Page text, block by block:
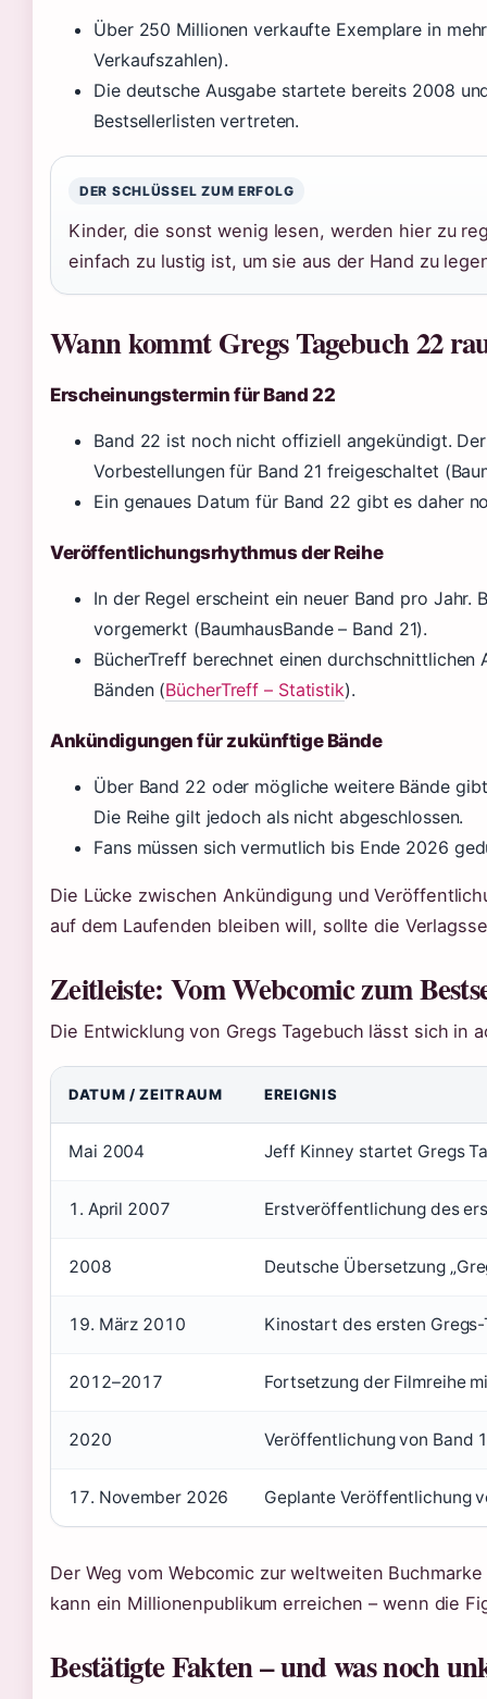
Über 250 Millionen verkaufte Exemplare in
Verkaufszahlen).
Die deutsche Ausgabe startete bereits 2008
Bestsellerlisten vertreten.
DER SCHLÜSSEL ZUM ERFOLG
Kinder, die sonst wenig lesen, werden hier zu
einfach zu lustig ist, um sie aus der Hand zu
Wann kommt Gregs Tagebuch 22
Erscheinungstermin für Band 22
Band 22 ist noch nicht offiziell angekündigt.
Vorbestellungen für Band 21 freigeschaltet
Ein genaues Datum für Band 22 gibt es daher
Veröffentlichungsrhythmus der Reihe
In der Regel erscheint ein neuer Band pro Jahr.
vorgemerkt (BaumhausBande – Band 21).
BücherTreff berechnet einen
Bänden (BücherTreff – Statistik).
Ankündigungen für zukünftige Bände
Über Band 22 oder mögliche weitere Bände
Die Reihe gilt jedoch als nicht abgeschlossen.
Fans müssen sich vermutlich bis Ende 2026
Die Lücke zwischen Ankündigung und
auf dem Laufenden bleiben will, sollte die
Zeitleiste: Vom Webcomic zum
Die Entwicklung von Gregs Tagebuch lässt sich in
DATUM / ZEITRAUM EREIGNIS
Mai 2004 Jeff Kinney startet Gregs
1. April 2007 Erstveröffentlichung des
2008 Deutsche Übersetzung
19. März 2010 Kinostart des ersten
2012–2017 Fortsetzung der Filmreihe
2020 Veröffentlichung von Band
17. November 2026 Geplante Veröffentlichung
Der Weg vom Webcomic zur weltweiten
kann ein Millionenpublikum erreichen – wenn die
Bestätigte Fakten – und was noch